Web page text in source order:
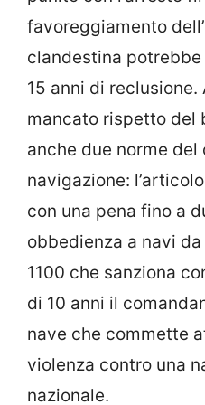
favoreggiamento
clandestina
15 anni di reclusione.
mancato rispetto del
anche due norme
navigazione:
con una pena fino a
obbedienza a navi
1100 che sanziona
di 10 anni il
nave che commette
violenza contro una
nazionale.